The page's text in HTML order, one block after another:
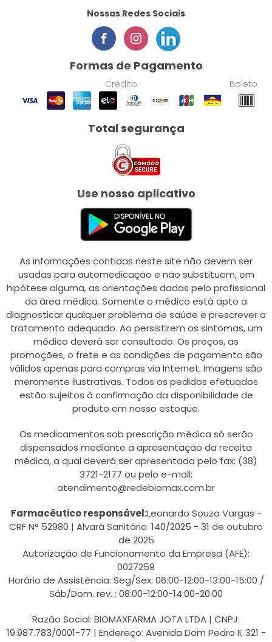
Nossas Redes Sociais
Formas de Pagamento
Crédito Boleto
Total segurança
Use nosso aplicativo
As informações contidas neste site não devem ser
usadas para automedicação e não substituem, em
hipótese alguma, as orientações dadas pelo profissional
da área médica. Somente o médico está apto a
diagnosticar qualquer problema de saúde e prescrever o
tratamento adequado. Ao persistirem os sintomas, um
médico deverá ser consultado. Os preços, as
promoções, o frete e as condições de pagamento são
válidos apenas para compras via Internet. Imagens são
meramente ilustrativas. Todos os pedidos efetuados
estão sujeitos à confirmação da disponibilidade de
produto em nosso estoque.
Os medicamentos sob prescrição médica só serão
dispensados mediante a apresentação da receita
médica, a qual deverá ser apresentada pelo fax: (38)
3721-2177 ou pelo e-mail:
atendimento@redebiomax.com.br
Farmacêutico responsável:Leonardo Souza Vargas -
CRF N° 52980 | Alvará Sanitário: 140/2025 - 31 de outubro
de 2025
Autorização de Funcionamento da Empresa (AFE):
0027259
Horário de Assistência: Seg/Sex: 06:00-12:00-13:00-15:00 /
Sáb/Dom. rev. : 08:00-12:00-14:00-20:00
Razão Social: BIOMAXFARMA JOTA LTDA | CNPJ:
19.987.783/0001-77 | Endereço: Avenida Dom Pedro II, 321 -